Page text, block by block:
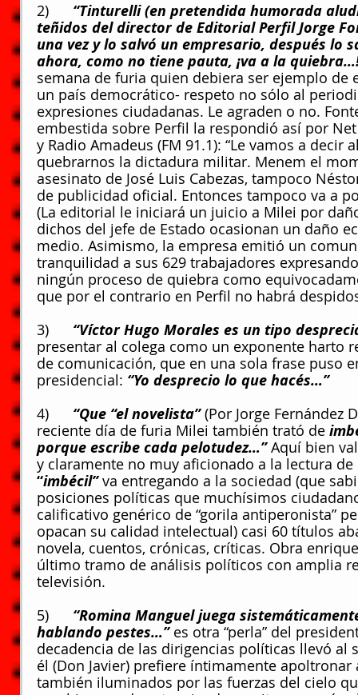
2) “Tinturelli (en pretendida humorada
teñidos del director de Editorial Perfil Jorge
una vez y lo salvó un empresario, después lo
ahora, como no tiene pauta, ¡va a la
semana de furia quien debiera ser ejemplo de
un país democrático- respeto no sólo al
expresiones ciudadanas. Le agraden o no.
embestida sobre Perfil la respondió así por
y Radio Amadeus (FM 91.1): “Le vamos a
quebrarnos la dictadura militar. Menem el
asesinato de José Luis Cabezas, tampoco
de publicidad oficial. Entonces tampoco va a
(La editorial le iniciará un juicio a Milei por
dichos del jefe de Estado ocasionan un daño
medio. Asimismo, la empresa emitió un
tranquilidad a sus 629 trabajadores
ningún proceso de quiebra como
que por el contrario en Perfil no habrá
3) “Víctor Hugo Morales es un tipo
presentar al colega como un exponente harto
de comunicación, que en una sola frase puso
presidencial: “Yo desprecio lo que hacés…”
4) “Que “el novelista” (Por Jorge Fernández
reciente día de furia Milei también trató de
porque escribe cada pelotudez…” Aquí bien
y claramente no muy aficionado a la lectura
“imbécil” va entregando a la sociedad (que
posiciones políticas que muchísimos
calificativo genérico de “gorila antiperonista”
opacan su calidad intelectual) casi 60 títulos
novela, cuentos, crónicas, críticas. Obra
último tramo de análisis políticos con amplia
televisión.
5) “Romina Manguel juega
hablando pestes…” es otra “perla” del
decadencia de las dirigencias políticas llevó al
él (Don Javier) prefiere íntimamente
también iluminados por las fuerzas del cielo